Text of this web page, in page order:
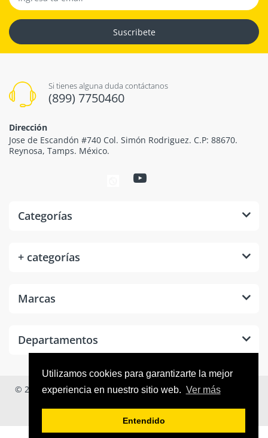
Utilizamos cookies para garantizarte la mejor
experiencia en nuestro sitio web. Ver más
Entendido
Suscribete
Si tienes alguna duda contáctanos
(899) 7750460
Dirección
Jose de Escandón #740 Col. Simón Rodriguez. C.P: 88670.
Reynosa, Tamps. México.
Categorías
+ categorías
Marcas
Departamentos
© 2026Tool Room México. Todos los derechos reservados.